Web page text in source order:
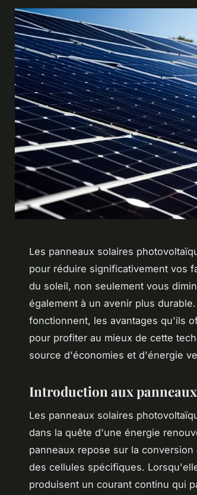
Les panneaux solaires
pour réduire significativement vos
du soleil, non seulement vous
également à un avenir plus
fonctionnent, les avantages qu'ils
pour profiter au mieux de cette
source d'économies et d'énergie
Introduction aux
Les panneaux solaires
dans la quête d'une énergie
panneaux repose sur la
des cellules spécifiques.
produisent un courant continu qui